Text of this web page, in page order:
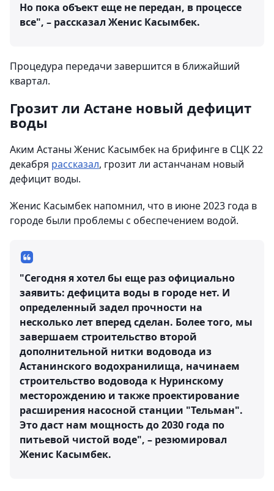
Но пока объект еще не передан, в процессе
все", – рассказал Женис Касымбек.
Процедура передачи завершится в ближайший
квартал.
Грозит ли Астане новый дефицит
воды
Аким Астаны Женис Касымбек на брифинге в СЦК 22
декабря рассказал, грозит ли астанчанам новый
дефицит воды.
Женис Касымбек напомнил, что в июне 2023 года в
городе были проблемы с обеспечением водой.
"Сегодня я хотел бы еще раз официально
заявить: дефицита воды в городе нет. И
определенный задел прочности на
несколько лет вперед сделан. Более того, мы
завершаем строительство второй
дополнительной нитки водовода из
Астанинского водохранилища, начинаем
строительство водовода к Нуринскому
месторождению и также проектирование
расширения насосной станции "Тельман".
Это даст нам мощность до 2030 года по
питьевой чистой воде", – резюмировал
Женис Касымбек.